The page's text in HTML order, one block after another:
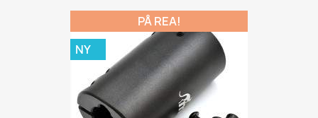
PÅ REA!
NY